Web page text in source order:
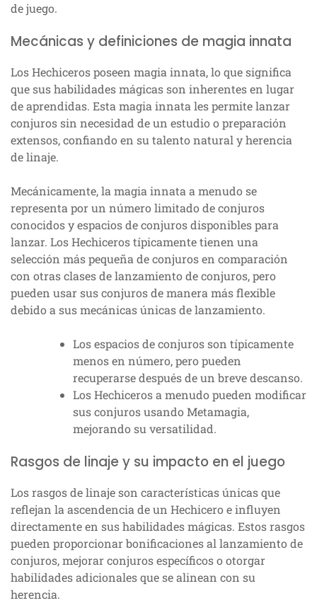
de juego.
Mecánicas y definiciones de magia innata
Los Hechiceros poseen magia innata, lo que significa
que sus habilidades mágicas son inherentes en lugar
de aprendidas. Esta magia innata les permite lanzar
conjuros sin necesidad de un estudio o preparación
extensos, confiando en su talento natural y herencia
de linaje.
Mecánicamente, la magia innata a menudo se
representa por un número limitado de conjuros
conocidos y espacios de conjuros disponibles para
lanzar. Los Hechiceros típicamente tienen una
selección más pequeña de conjuros en comparación
con otras clases de lanzamiento de conjuros, pero
pueden usar sus conjuros de manera más flexible
debido a sus mecánicas únicas de lanzamiento.
Los espacios de conjuros son típicamente
menos en número, pero pueden
recuperarse después de un breve descanso.
Los Hechiceros a menudo pueden modificar
sus conjuros usando Metamagia,
mejorando su versatilidad.
Rasgos de linaje y su impacto en el juego
Los rasgos de linaje son características únicas que
reflejan la ascendencia de un Hechicero e influyen
directamente en sus habilidades mágicas. Estos rasgos
pueden proporcionar bonificaciones al lanzamiento de
conjuros, mejorar conjuros específicos o otorgar
habilidades adicionales que se alinean con su
herencia.